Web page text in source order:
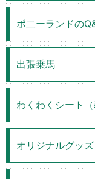
ポ二ーランドの
出張乗馬
わくわくシート（
オリジナルグッズ